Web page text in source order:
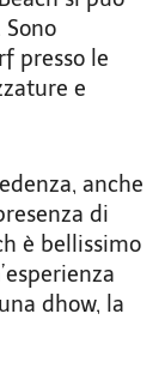
presso le
e
anche
di
è bellissimo
dhow, la